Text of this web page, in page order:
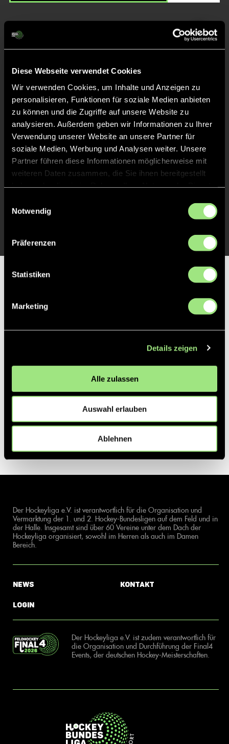
Diese Webseite verwendet Cookies
Wir verwenden Cookies, um Inhalte und Anzeigen zu
personalisieren, Funktionen für soziale Medien anbieten
zu können und die Zugriffe auf unsere Website zu
analysieren. Außerdem geben wir Informationen zu Ihrer
Verwendung unserer Website an unsere Partner für
soziale Medien, Werbung und Analysen weiter. Unsere
Partner führen diese Informationen möglicherweise mit
weiteren Daten zusammen, die Sie ihnen bereitgestellt
Notwendig
Präferenzen
Statistiken
Marketing
Details zeigen
Alle zulassen
Auswahl erlauben
Ablehnen
Liveticker
Spiel beendet
TOR 3:1, FELDTOR
TOR 2:1, FELDTOR
Partner
Der Hockeyliga e.V. ist verantwortlich für die Organisation und
Vermarktung der 1. und 2. Hockey-Bundesligen auf dem Feld und in
der Halle. Insgesamt sind über 60 Vereine unter dem Dach der
Hockeyliga organisiert, sowohl im Herren als auch im Damen
Bereich.
News
Login
Kontakt
Der Hockeyliga e.V. ist zudem verantwortlich für
die Organisation und Durchführung der Final4
Events, der deutschen Hockey-Meisterschaften.